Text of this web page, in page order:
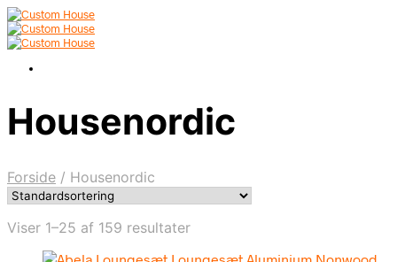
Housenordic
Forside / Housenordic
Viser 1–25 af 159 resultater